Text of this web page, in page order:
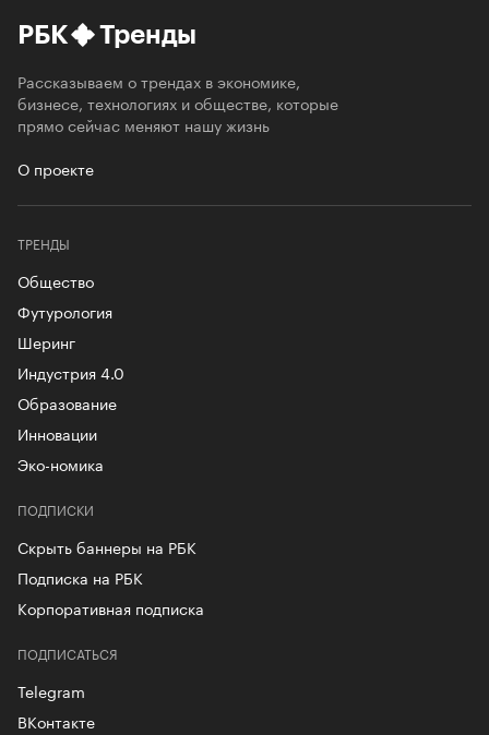
РБК Тренды
Рассказываем о трендах в экономике,
бизнесе, технологиях и обществе, которые
прямо сейчас меняют нашу жизнь
О проекте
ТРЕНДЫ
Общество
Футурология
Шеринг
Индустрия 4.0
Образование
Инновации
Эко-номика
ПОДПИСКИ
Скрыть баннеры на РБК
Подписка на РБК
Корпоративная подписка
ПОДПИСАТЬСЯ
Telegram
ВКонтакте